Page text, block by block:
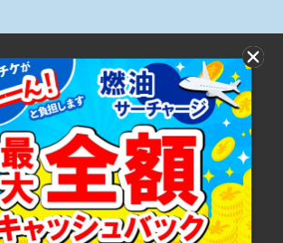
株式会社ローソンエンタテインメント
利用規約
ローソンWEB会員規約
個人情報の取り扱いについて
個人情報保護方針